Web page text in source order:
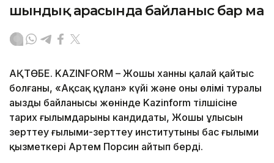
шындық арасында байланыс бар ма
АҚТӨБЕ. KAZINFORM – Жошы ханның қалай қайтыс
болғаны, «Ақсақ құлан» күйі және оның өлімі туралы
аңыздың байланысы жөнінде Kazinform тілшісіне
тарих ғылымдарының кандидаты, Жошы ұлысын
зерттеу ғылыми-зерттеу институтының бас ғылыми
қызметкері Артем Порсин айтып берді.